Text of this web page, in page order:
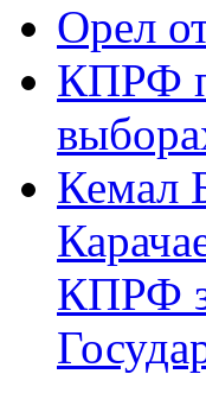
Орел
КПРФ
Кемал
КПРФ